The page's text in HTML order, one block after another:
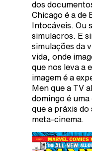
dos
Chicago é a de
Intocáveis. Ou
simulacros. E
simulações da
vida, onde
que nos leva a
imagem é a
Men que a TV
domingo é uma
que a práxis
meta-cinema.